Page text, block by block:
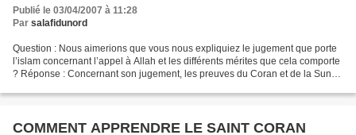
Publié le 03/04/2007 à 11:28
Par salafidunord
Question : Nous aimerions que vous nous expliquiez le jugement que porte
l’islam concernant l’appel à Allah et les différents mérites que cela comporte
? Réponse : Concernant son jugement, les preuves du Coran et de la Sunna
COMMENT APPRENDRE LE SAINT CORAN